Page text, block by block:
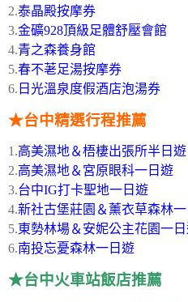
2.泰晶殿按摩券
3.金礦928頂級足體舒壓會館
4.青之森養身館
5.春不荖足湯按摩券
6. 日光溫泉度假酒店泡湯券
★台中精選行程推薦
1.高美濕地＆梧棲出張所半日遊
2.高美濕地＆宮原眼科一日遊
3.台中IG打卡聖地一日遊
4.新社古堡莊園＆薰衣草森林
5.東勢林場＆安妮公主花園一
6.南投忘憂森林一日遊
★台中火車站飯店推薦